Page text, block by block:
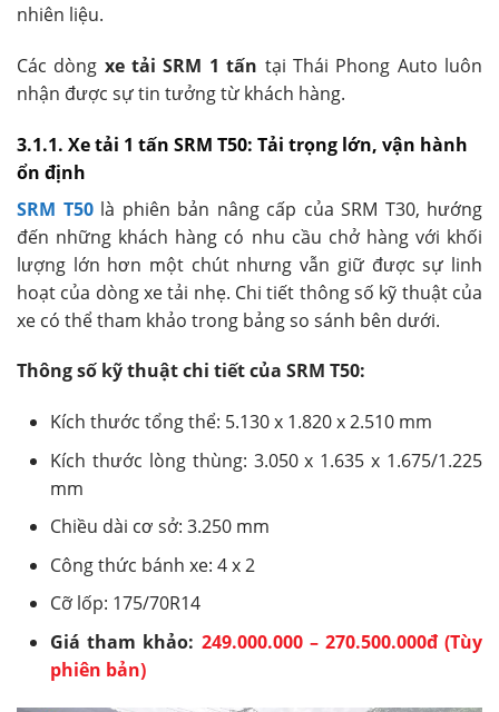
nhiên liệu.
Các dòng xe tải SRM 1 tấn tại Thái Phong Auto luôn
nhận được sự tin tưởng từ khách hàng.
3.1.1. Xe tải 1 tấn SRM T50: Tải trọng lớn, vận hành
ổn định
SRM T50là phiên bản nâng cấp của SRM T30, hướng
đến những khách hàng có nhu cầu chở hàng với khối
lượng lớn hơn một chút nhưng vẫn giữ được sự linh
hoạt của dòng xe tải nhẹ. Chi tiết thông số kỹ thuật của
xe có thể tham khảo trong bảng so sánh bên dưới.
Thông số kỹ thuật chi tiết của SRM T50:
Kích thước tổng thể: 5.130 x 1.820 x 2.510 mm
Kích thước lòng thùng: 3.050 x 1.635 x 1.675/1.225
mm
Chiều dài cơ sở: 3.250 mm
Công thức bánh xe: 4 x 2
Cỡ lốp: 175/70R14
Giá tham khảo: 249.000.000 – 270.500.000đ (Tùy
phiên bản)